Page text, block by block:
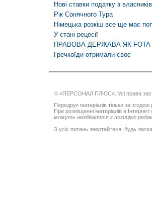
Нові ставки податку з
Рік Сонячного Тура
Німецька розкіш все ще має
У стані рецесії
ПРАВОВА ДЕРЖАВА ЯК FOTA
Гречкоїди отримали своє
© «ПЕРСОНАЛ ПЛЮС». Усі права
Передрук матеріалів тільки за згодою
При розміщенні матеріалів в Інтернет
можуть незбігатися з позицією
З усіх питань звертайтеся, будь ласка,